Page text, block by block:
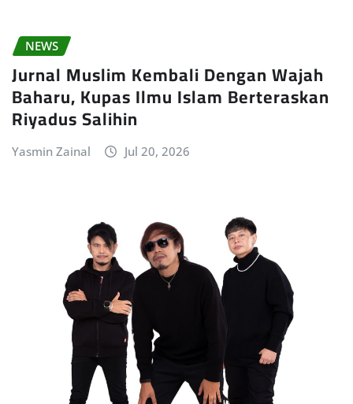
NEWS
Jurnal Muslim Kembali Dengan Wajah
Baharu, Kupas Ilmu Islam Berteraskan
Riyadus Salihin
Yasmin Zainal Jul 20, 2026